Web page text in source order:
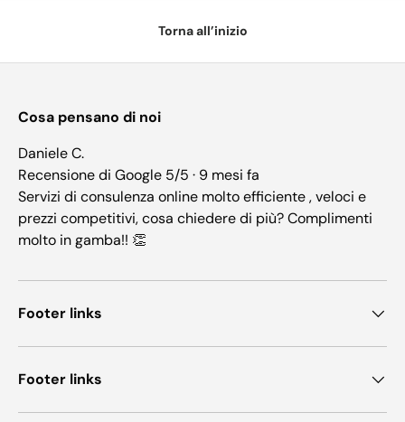
Torna all’inizio
Cosa pensano di noi
Daniele C.
Recensione di Google 5/5 · 9 mesi fa
Servizi di consulenza online molto efficiente , veloci e
prezzi competitivi, cosa chiedere di più? Complimenti
molto in gamba!! 👏
Footer links
Footer links